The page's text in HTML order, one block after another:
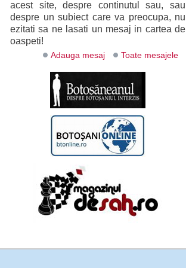
acest site, despre continutul sau, sau
despre un subiect care va preocupa, nu
ezitati sa ne lasati un mesaj in cartea de
oaspeti!
Adauga mesaj Toate mesajele